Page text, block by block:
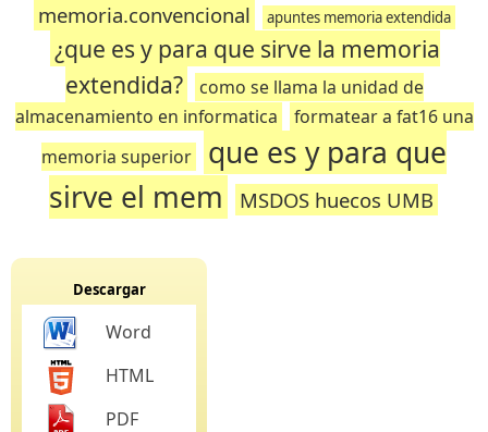
memoria.convencional apuntes memoria extendida
¿que es y para que sirve la memoria
extendida?
como se llama la unidad de
almacenamiento en informatica
formatear a fat16 una
memoria superior
que es y para que
sirve el mem
MSDOS huecos UMB
Descargar
Word
HTML
PDF